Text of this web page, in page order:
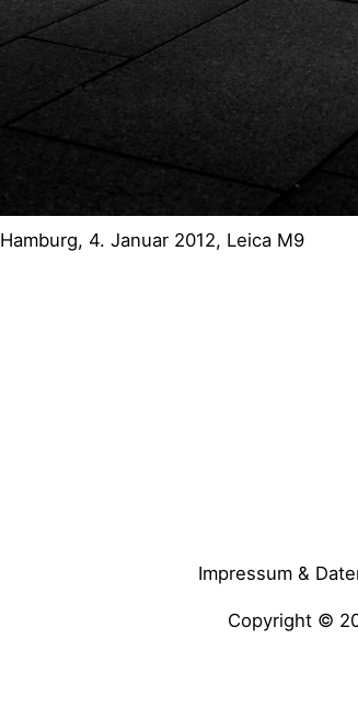
Hamburg, 4. Januar 2012, Leica M9
Impressum &
Copyright ©